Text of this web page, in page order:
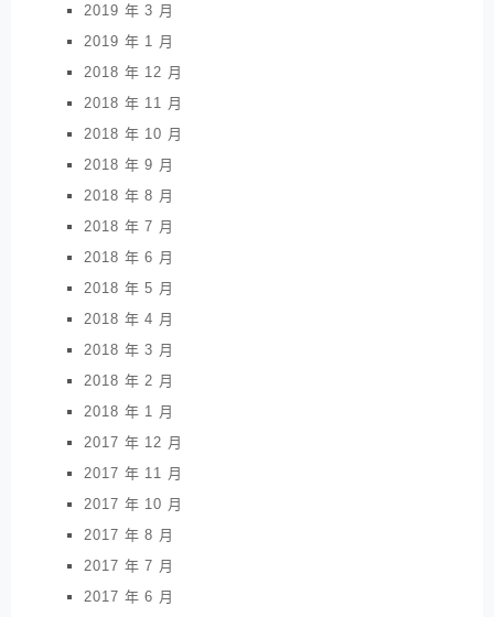
2019 年 3 月
2019 年 1 月
2018 年 12 月
2018 年 11 月
2018 年 10 月
2018 年 9 月
2018 年 8 月
2018 年 7 月
2018 年 6 月
2018 年 5 月
2018 年 4 月
2018 年 3 月
2018 年 2 月
2018 年 1 月
2017 年 12 月
2017 年 11 月
2017 年 10 月
2017 年 8 月
2017 年 7 月
2017 年 6 月